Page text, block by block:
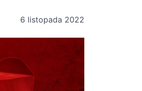
6 listopada 2022